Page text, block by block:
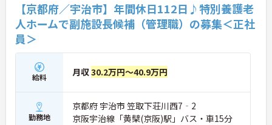
【京都府／宇治市】年間休日112日♪特別養護老
人ホームで副施設長候補（管理職）の募集＜正社
員＞
給料 月収30.2万円～40.9万円
勤務地
京都府 宇治市 笠取下荘川西7‐2
京阪宇治線「黄檗(京阪)駅」バス・車15分